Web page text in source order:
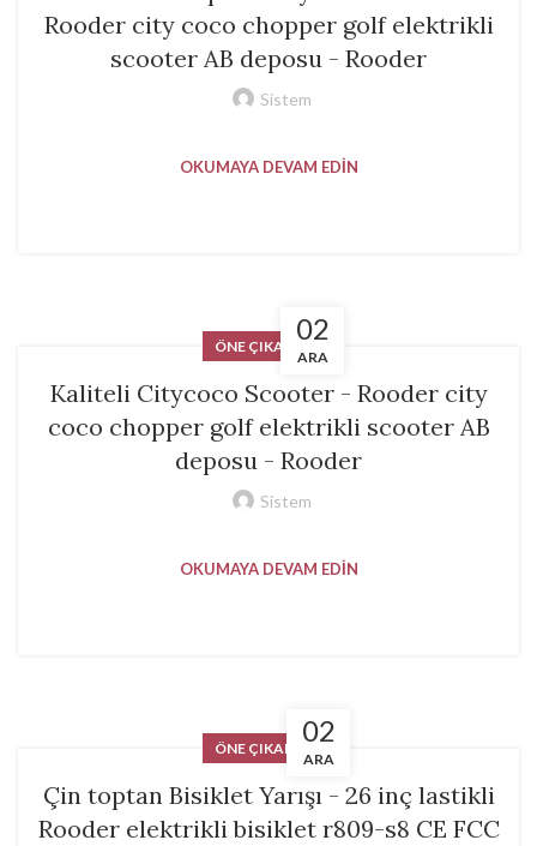
Rooder city coco chopper golf elektrikli
scooter AB deposu - Rooder
Sistem
OKUMAYA DEVAM EDIN
02
ARA
ÖNE ÇIKANLAR
Kaliteli Citycoco Scooter - Rooder city
coco chopper golf elektrikli scooter AB
deposu - Rooder
Sistem
OKUMAYA DEVAM EDIN
02
ARA
ÖNE ÇIKANLAR
Çin toptan Bisiklet Yarışı - 26 inç lastikli
Rooder elektrikli bisiklet r809-s8 CE FCC